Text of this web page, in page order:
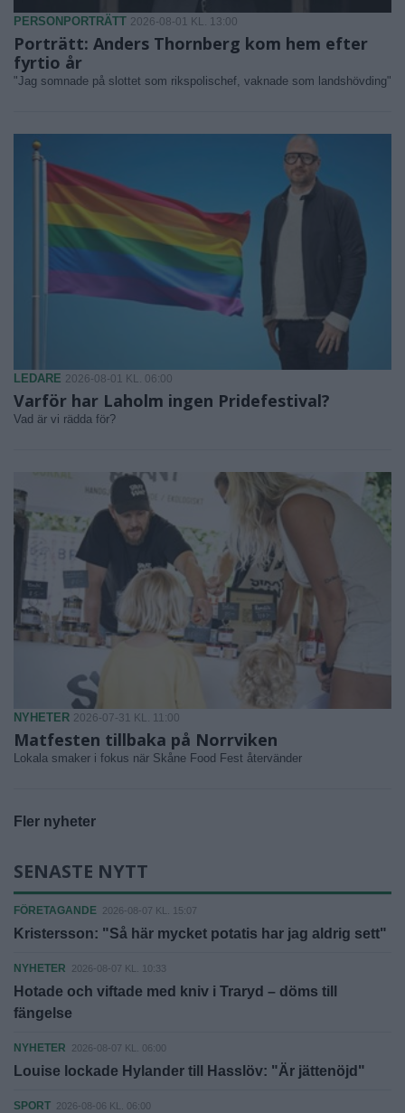
PERSONPORTRÄTT 2026-08-01 KL. 13:00
Porträtt: Anders Thornberg kom hem efter
fyrtio år
"Jag somnade på slottet som rikspolischef, vaknade som landshövding"
LEDARE 2026-08-01 KL. 06:00
Varför har Laholm ingen Pridefestival?
Vad är vi rädda för?
NYHETER 2026-07-31 KL. 11:00
Matfesten tillbaka på Norrviken
Lokala smaker i fokus när Skåne Food Fest återvänder
Fler nyheter
SENASTE NYTT
FÖRETAGANDE 2026-08-07 KL. 15:07
Kristersson: "Så här mycket potatis har jag aldrig sett"
NYHETER 2026-08-07 KL. 10:33
Hotade och viftade med kniv i Traryd – döms till
fängelse
NYHETER 2026-08-07 KL. 06:00
Louise lockade Hylander till Hasslöv: "Är jättenöjd"
SPORT 2026-08-06 KL. 06:00